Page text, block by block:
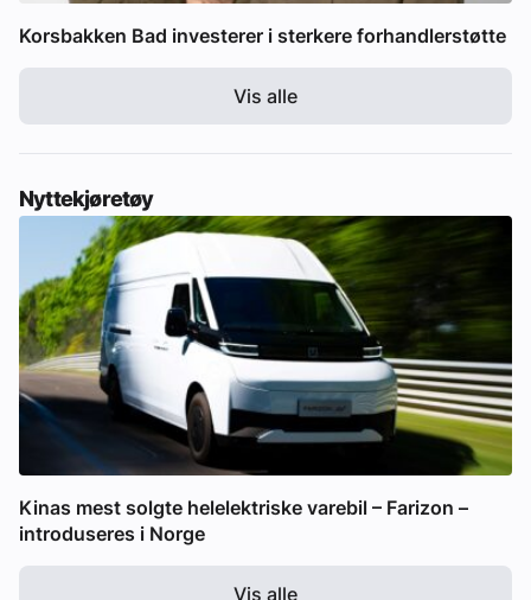
Korsbakken Bad investerer i sterkere forhandlerstøtte
Vis alle
Nyttekjøretøy
Kinas mest solgte helelektriske varebil – Farizon –
introduseres i Norge
Vis alle